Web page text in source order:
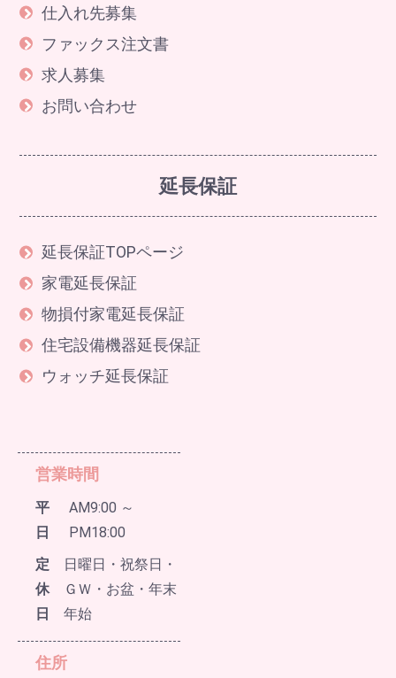
仕入れ先募集
ファックス注文書
求人募集
お問い合わせ
延長保証
延長保証TOPページ
家電延長保証
物損付家電延長保証
住宅設備機器延長保証
ウォッチ延長保証
営業時間
平
日
AM9:00 ～
PM18:00
定
休
日
日曜日・祝祭日・
ＧＷ・お盆・年末
年始
住所